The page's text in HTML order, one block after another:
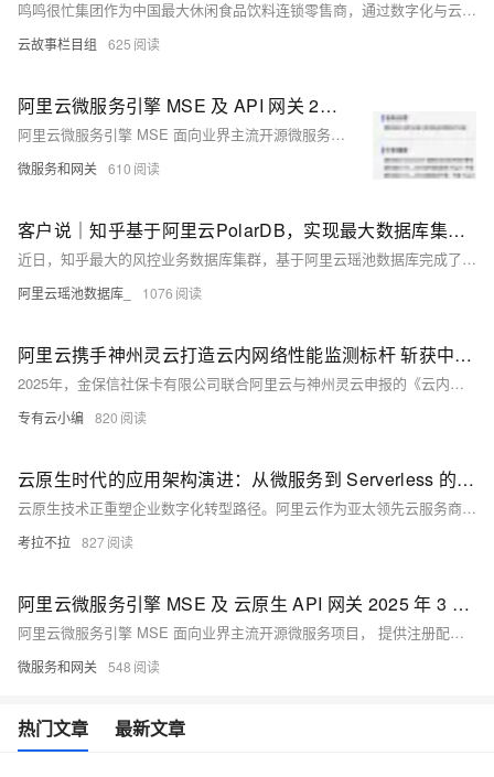
鸣鸣很忙集团作为中国最大休闲食品饮料连锁零售商，通过数字化与云原生技术实现快速扩张，4年完成其他企业10年的数字化进程。其采用阿里云全栈云原生方案，实现弹性扩容、智能补货、模块化开店等创新实践，支撑日均超430万交易数据稳定运行。未来将深化AI应用，推动供应链智能化与业务全面升级。
云故事栏目组 625
阿里云微服务引擎 MSE 及 API 网关 2025 年 4 月产品动态
阿里云微服务引擎 MSE 面向业界主流开源微服务项目， 提供注册配置中心和分布式协调（原生支持 Nacos/ZooKeeper/Eureka ）、云原生网关（原生支持Higress/Nginx/Envoy，遵循Ingress标准）、微服务治理（原生支持 Spring Cloud/Dubbo/Sentinel，遵循 OpenSergo 服务治理规范）能力。API 网关 (API Gateway），提供 APl 托管服务，覆盖设计、开发、测试、发布、售卖、运维监测、安全管控、下线等 API 生命周期阶段。帮助您快速构建以 API 为核心的系统架构．满足新技术引入、系统集成、业务中台等诸多场景需要
微服务和网关 610
客户说｜知乎基于阿里云PolarDB，实现最大数据库集群云原生升级
近日，知乎最大的风控业务数据库集群，基于阿里云瑶池数据库完成了云原生技术架构的升级。此次升级不仅显著提升了系统的高可用性和性能上限，还大幅降低了底层资源成本。
阿里云瑶池数据库_ 1076
阿里云携手神州灵云打造云内网络性能监测标杆 斩获中国信通院高质量数字化转型十大案例——金保信“云内网络可观测”方案树立云原生运维新范式
2025年，金保信社保卡有限公司联合阿里云与神州灵云申报的《云内网络性能可观测解决方案》入选高质量数字化转型典型案例。该方案基于阿里云飞天企业版，融合云原生引流技术和流量“染色”专利，解决云内运维难题，实现主动预警和精准观测，将故障排查时间从数小时缩短至15分钟，助力企业降本增效，形成可跨行业复制的数字化转型方法论。
专有云小编 820
云原生时代的应用架构演进：从微服务到 Serverless 的阿里云实践
云原生技术正重塑企业数字化转型路径。阿里云作为亚太领先云服务商，提供完整云原生产品矩阵：容器服务ACK优化启动速度与镜像分发效率；MSE微服务引擎保障高可用性；ASM服务网格降低资源消耗；函数计算FC突破冷启动瓶颈；SAE重新定义PaaS边界；PolarDB数据库实现存储计算分离；DataWorks简化数据湖构建；Flink实时计算助力风控系统。这些技术已在多行业落地，推动效率提升与商业模式创新，助力企业在数字化浪潮中占据先机。
考拉不拉 827
阿里云微服务引擎 MSE 及 云原生 API 网关 2025 年 3 月产品动态
阿里云微服务引擎 MSE 面向业界主流开源微服务项目， 提供注册配置中心和分布式协调（原生支持 Nacos/ZooKeeper/Eureka ）、云原生网关（原生支持Higress/Nginx/Envoy，遵循Ingress标准）、微服务治理（原生支持 Spring Cloud/Dubbo/Sentinel，遵循 OpenSergo 服务治理规范）能力。API 网关 (API Gateway），提供 APl 托管服务，覆盖设计、开发、测试、发布、售卖、运维监测、安全管控、下线等 API 生命周期阶段。帮助您快速构建以 API 为核心的系统架构．满足新技术引入、系统集成、业务中台等诸多场景需要
微服务和网关 548
热门文章 最新文章